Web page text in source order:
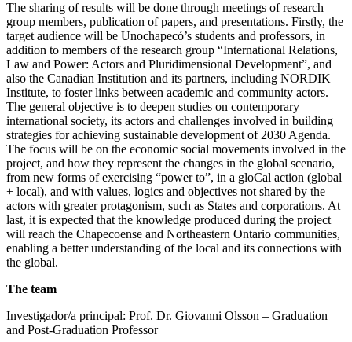
The sharing of results will be done through meetings of research
group members, publication of papers, and presentations. Firstly, the
target audience will be Unochapecó’s students and professors, in
addition to members of the research group “International Relations,
Law and Power: Actors and Pluridimensional Development”, and
also the Canadian Institution and its partners, including NORDIK
Institute, to foster links between academic and community actors.
The general objective is to deepen studies on contemporary
international society, its actors and challenges involved in building
strategies for achieving sustainable development of 2030 Agenda.
The focus will be on the economic social movements involved in the
project, and how they represent the changes in the global scenario,
from new forms of exercising “power to”, in a gloCal action (global
+ local), and with values, logics and objectives not shared by the
actors with greater protagonism, such as States and corporations. At
last, it is expected that the knowledge produced during the project
will reach the Chapecoense and Northeastern Ontario communities,
enabling a better understanding of the local and its connections with
the global.
The team
Investigador/a principal: Prof. Dr. Giovanni Olsson – Graduation
and Post-Graduation Professor